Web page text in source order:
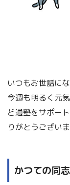
いつもお世話に
今週も明るく元
ど通塾をサポー
りがとうござい
かつての同